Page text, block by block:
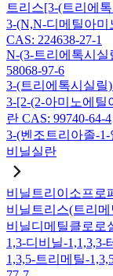
트리스[3-(트리에
3-(N,N-디메틸아
CAS: 224638-27-1
N-(3-트리에톡시실
58068-97-6
3-(트리에톡시실릴
3-[2-(2-아미노에
란 CAS: 99740-64-4
3-(벤조트리아졸-
비닐실란
비닐트리이소프로
비닐트리스(트리메
비닐디메틸클로로
1,3-디비닐-1,1,3,3-
1,3,5-트리메틸-